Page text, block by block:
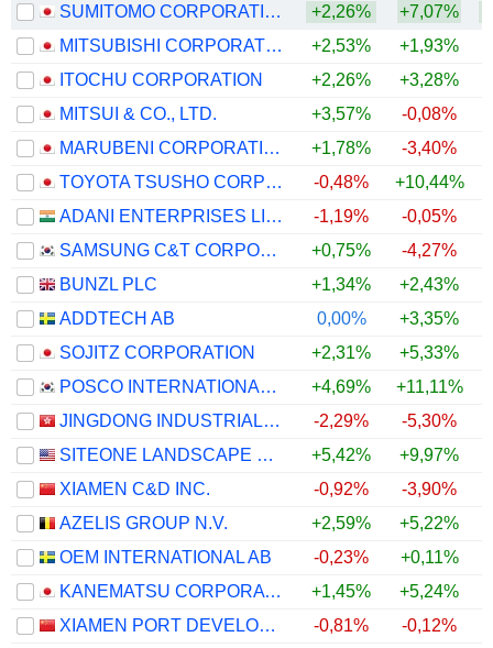
SUMITOMO CORPORATION
+2,26% +7,07%
MITSUBISHI CORPORATION
+2,53% +1,93%
ITOCHU CORPORATION
+2,26% +3,28%
MITSUI & CO., LTD.
+3,57% -0,08%
MARUBENI CORPORATION
+1,78% -3,40%
TOYOTA TSUSHO CORPORATION
-0,48% +10,44%
ADANI ENTERPRISES LIMITED
-1,19% -0,05%
SAMSUNG C&T CORPORATION
+0,75% -4,27%
BUNZL PLC
+1,34% +2,43%
ADDTECH AB
0,00% +3,35%
SOJITZ CORPORATION
+2,31% +5,33%
POSCO INTERNATIONAL CORPORATION
+4,69% +11,11%
JINGDONG INDUSTRIALS, INC.
-2,29% -5,30%
SITEONE LANDSCAPE SUPPLY, INC.
+5,42% +9,97%
XIAMEN C&D INC.
-0,92% -3,90%
AZELIS GROUP N.V.
+2,59% +5,22%
OEM INTERNATIONAL AB
-0,23% +0,11%
KANEMATSU CORPORATION
+1,45% +5,24%
XIAMEN PORT DEVELOPMENT CO., LTD.
-0,81% -0,12%